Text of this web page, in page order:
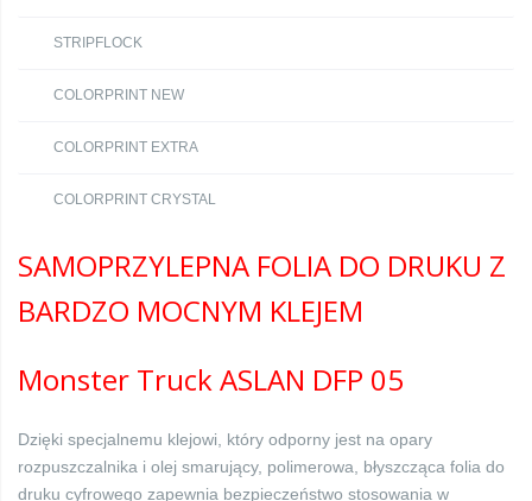
STRIPFLOCK
COLORPRINT NEW
COLORPRINT EXTRA
COLORPRINT CRYSTAL
SAMOPRZYLEPNA FOLIA DO DRUKU Z
BARDZO MOCNYM KLEJEM
Monster Truck ASLAN DFP 05
Dzięki specjalnemu klejowi, który odporny jest na opary
rozpuszczalnika i olej smarujący, polimerowa, błyszcząca folia do
druku cyfrowego zapewnia bezpieczeństwo stosowania w